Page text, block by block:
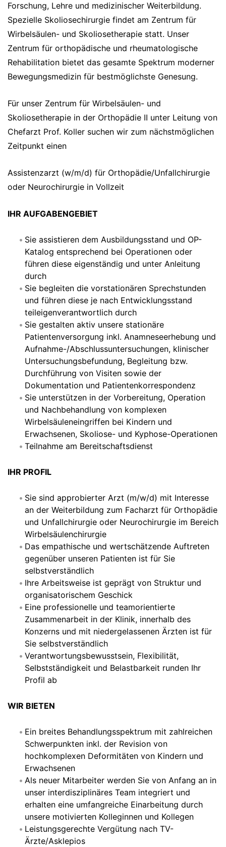
Forschung, Lehre und medizinischer Weiterbildung.
Spezielle Skoliosechirurgie findet am Zentrum für
Wirbelsäulen- und Skoliosetherapie statt. Unser
Zentrum für orthopädische und rheumatologische
Rehabilitation bietet das gesamte Spektrum moderner
Bewegungsmedizin für bestmöglichste Genesung.
Für unser Zentrum für Wirbelsäulen- und
Skoliosetherapie in der Orthopädie II unter Leitung von
Chefarzt Prof. Koller suchen wir zum nächstmöglichen
Zeitpunkt einen
Assistenzarzt (w/m/d) für Orthopädie/Unfallchirurgie
oder Neurochirurgie in Vollzeit
IHR AUFGABENGEBIET
Sie assistieren dem Ausbildungsstand und OP-
Katalog entsprechend bei Operationen oder
führen diese eigenständig und unter Anleitung
durch
Sie begleiten die vorstationären Sprechstunden
und führen diese je nach Entwicklungsstand
teileigenverantwortlich durch
Sie gestalten aktiv unsere stationäre
Patientenversorgung inkl. Anamneseerhebung und
Aufnahme-/Abschlussuntersuchungen, klinischer
Untersuchungsbefundung, Begleitung bzw.
Durchführung von Visiten sowie der
Dokumentation und Patientenkorrespondenz
Sie unterstützen in der Vorbereitung, Operation
und Nachbehandlung von komplexen
Wirbelsäuleneingriffen bei Kindern und
Erwachsenen, Skoliose- und Kyphose-Operationen
Teilnahme am Bereitschaftsdienst
IHR PROFIL
Sie sind approbierter Arzt (m/w/d) mit Interesse
an der Weiterbildung zum Facharzt für Orthopädie
und Unfallchirurgie oder Neurochirurgie im Bereich
Wirbelsäulenchirurgie
Das empathische und wertschätzende Auftreten
gegenüber unseren Patienten ist für Sie
selbstverständlich
Ihre Arbeitsweise ist geprägt von Struktur und
organisatorischem Geschick
Eine professionelle und teamorientierte
Zusammenarbeit in der Klinik, innerhalb des
Konzerns und mit niedergelassenen Ärzten ist für
Sie selbstverständlich
Verantwortungsbewusstsein, Flexibilität,
Selbstständigkeit und Belastbarkeit runden Ihr
Profil ab
WIR BIETEN
Ein breites Behandlungsspektrum mit zahlreichen
Schwerpunkten inkl. der Revision von
hochkomplexen Deformitäten von Kindern und
Erwachsenen
Als neuer Mitarbeiter werden Sie von Anfang an in
unser interdisziplinäres Team integriert und
erhalten eine umfangreiche Einarbeitung durch
unsere motivierten Kolleginnen und Kollegen
Leistungsgerechte Vergütung nach TV-
Ärzte/Asklepios